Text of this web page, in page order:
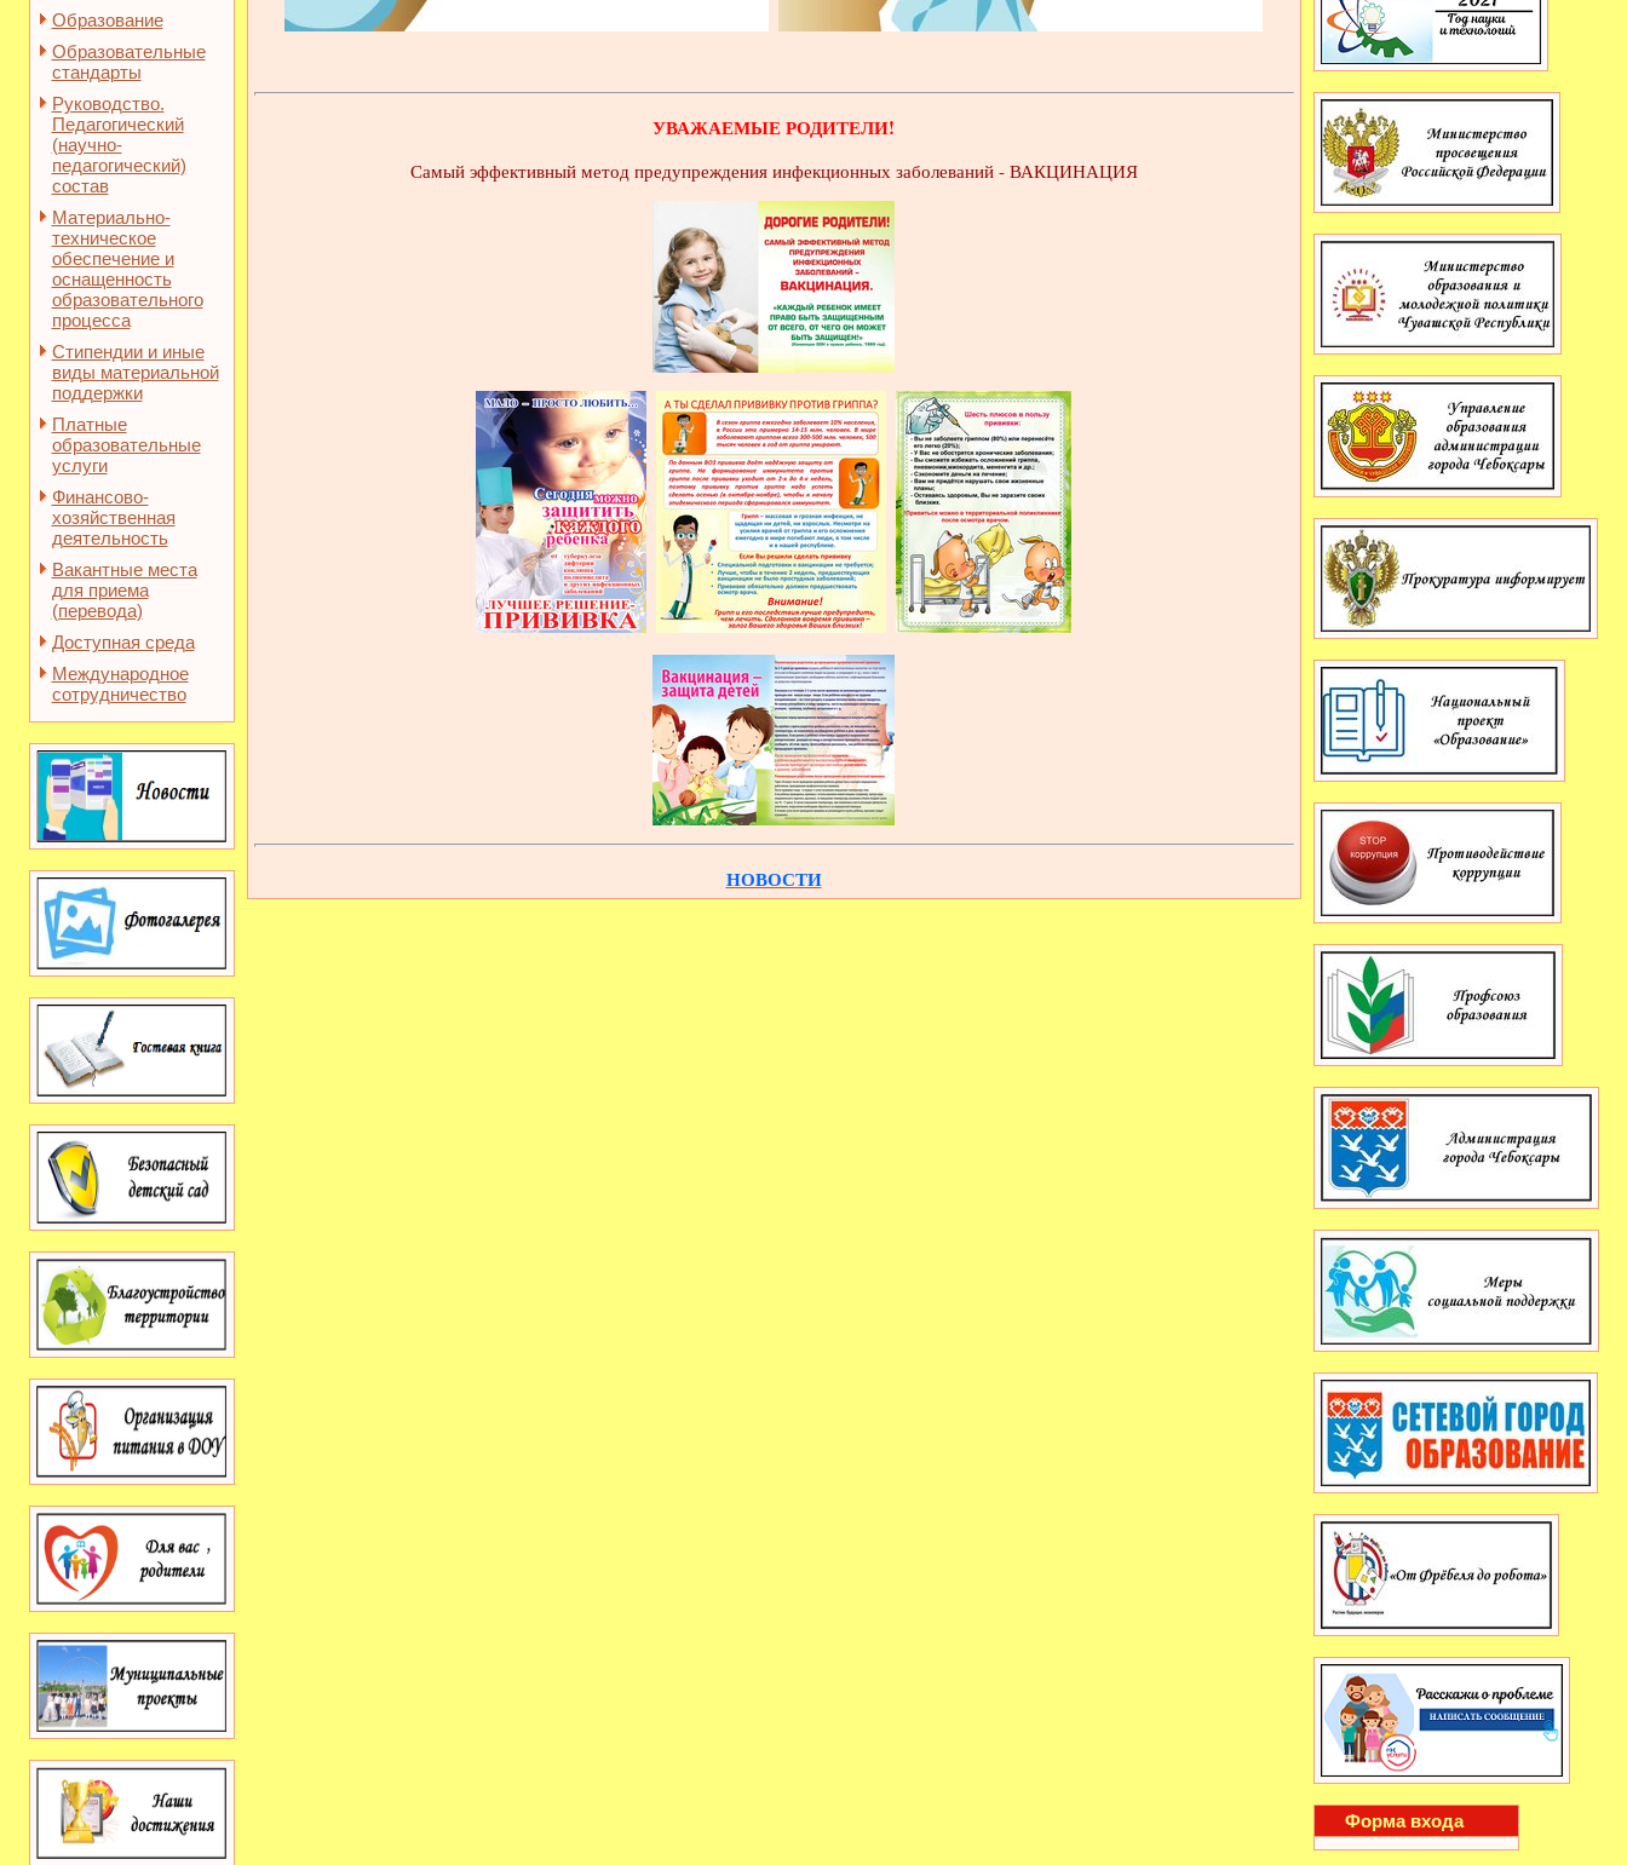
Образование
Образовательные
стандарты
Руководство.
Педагогический
(научно-
педагогический)
состав
Материально-
техническое
обеспечение и
оснащенность
образовательного
процесса
Стипендии и иные
виды материальной
поддержки
Платные
образовательные
услуги
Финансово-
хозяйственная
деятельность
Вакантные места
для приема
(перевода)
Доступная среда
Международное
сотрудничество
УВАЖАЕМЫЕ РОДИТЕЛИ!
Самый эффективный метод предупреждения инфекционных заболеваний - ВАКЦИНАЦИЯ
НОВОСТИ
Форма входа